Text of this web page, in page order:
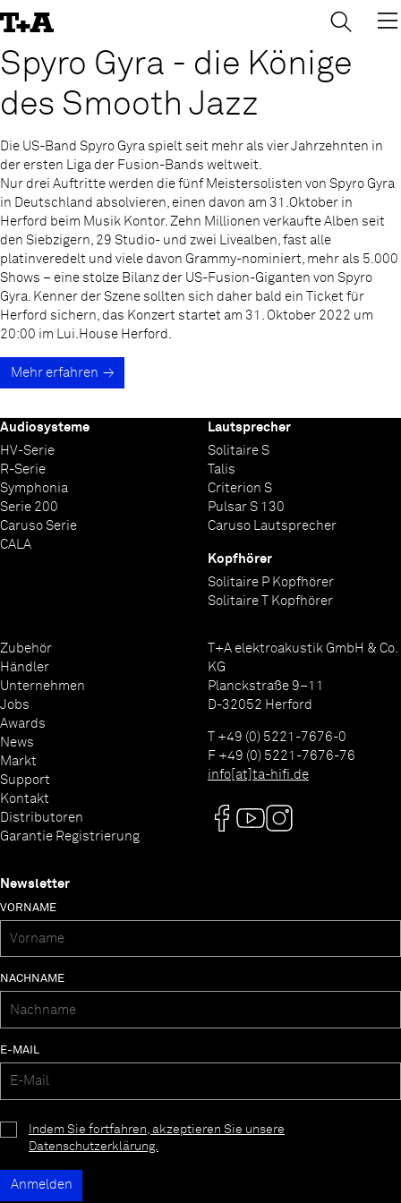
to
Spyro Gyra - die Könige
des Smooth Jazz
Die US-Band Spyro Gyra spielt seit mehr als vier Jahrzehnten in
der ersten Liga der Fusion-Bands weltweit.
Nur drei Auftritte werden die fünf Meistersolisten von Spyro Gyra
in Deutschland absolvieren, einen davon am 31.Oktober in
Herford beim Musik Kontor. Zehn Millionen verkaufte Alben seit
den Siebzigern, 29 Studio- und zwei Livealben, fast alle
platinveredelt und viele davon Grammy-nominiert, mehr als 5.000
Shows – eine stolze Bilanz der US-Fusion-Giganten von Spyro
Gyra. Kenner der Szene sollten sich daher bald ein Ticket für
Herford sichern, das Konzert startet am 31. Oktober 2022 um
20:00 im Lui.House Herford.
Mehr erfahren
Audiosysteme
HV-Serie
R-Serie
Symphonia
Serie 200
Caruso Serie
CALA
Lautsprecher
Solitaire S
Talis
Criterion S
Pulsar S 130
Caruso Lautsprecher
Kopfhörer
Solitaire P Kopfhörer
Solitaire T Kopfhörer
Zubehör
Händler
Unternehmen
Jobs
Awards
News
Markt
Support
Kontakt
Distributoren
Garantie Registrierung
T+A elektroakustik GmbH & Co.
KG
Planckstraße 9–11
D-32052 Herford
T +49 (0) 5221-7676-0
F +49 (0) 5221-7676-76
info[at]ta-hifi.de
Newsletter
VORNAME
NACHNAME
E-MAIL
Indem Sie fortfahren, akzeptieren Sie unsere
Datenschutzerklärung.
→ ×